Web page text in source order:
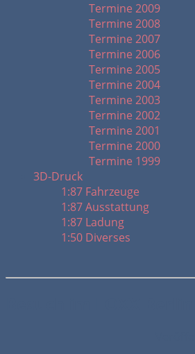
Termine 2009
Termine 2008
Termine 2007
Termine 2006
Termine 2005
Termine 2004
Termine 2003
Termine 2002
Termine 2001
Termine 2000
Termine 1999
3D-Druck
1:87 Fahrzeuge
1:87 Ausstattung
1:87 Ladung
1:50 Diverses